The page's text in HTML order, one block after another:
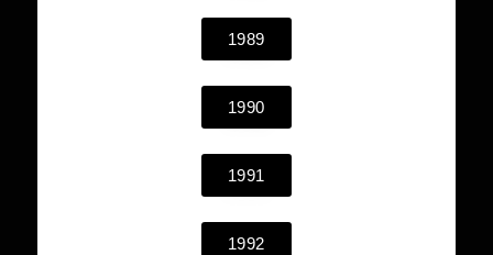
1989
1990
1991
1992